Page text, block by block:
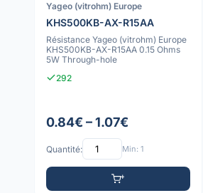
Yageo (vitrohm) Europe
KHS500KB-AX-R15AA
Résistance Yageo (vitrohm) Europe
KHS500KB-AX-R15AA 0.15 Ohms
5W Through-hole
292
0.84€ – 1.07€
Quantité: Min: 1